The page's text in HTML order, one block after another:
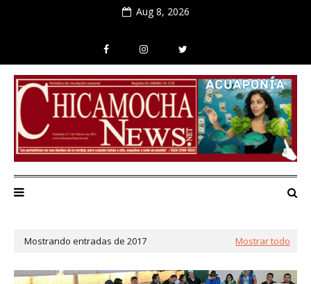
Aug 8, 2026
Mostrando entradas de 2017 Mostrar todo